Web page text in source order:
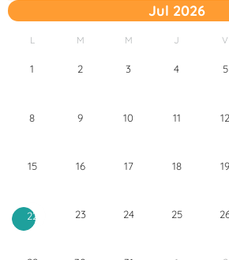
Jul 2026
L M M J V
1 2 3 4 5
8 9 10 11 12
15 16 17 18 19
22 23 24 25